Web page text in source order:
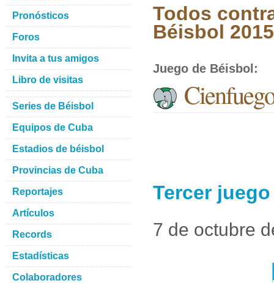
Todos
Béisbol
Juego de Béisbol :
Tercer
7 de octubre
Pronósticos
Foros
Invita a tus amigos
Libro de visitas
Series de Béisbol
Equipos de Cuba
Estadios de béisbol
Provincias de Cuba
Reportajes
Artículos
Records
Estadísticas
Colaboradores